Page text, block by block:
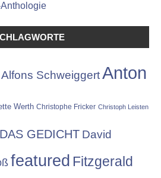
Alfons SchweiggertAnton
Werth Christophe Fricker Christoph Leisten
DAS GEDICHT David
featured Fitzgerald